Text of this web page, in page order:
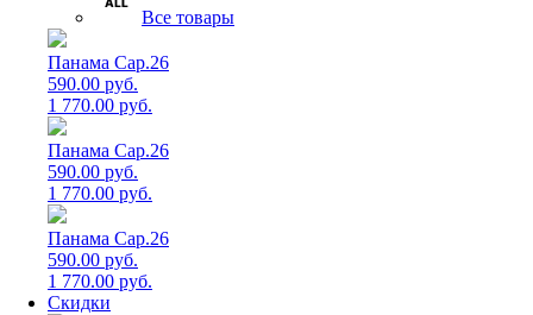
Все товары
Панама Cap.26
590.00 руб.
1 770.00 руб.
Панама Cap.26
590.00 руб.
1 770.00 руб.
Панама Cap.26
590.00 руб.
1 770.00 руб.
Скидки